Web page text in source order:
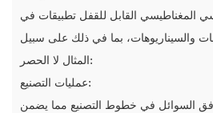
المغناطيسي القابل للقفل تطبيقات في
والسيناريوهات، بما في ذلك على سبيل
المثال لا الحصر:
عمليات التصنيع:
السوائل في خطوط التصنيع مما يضمن